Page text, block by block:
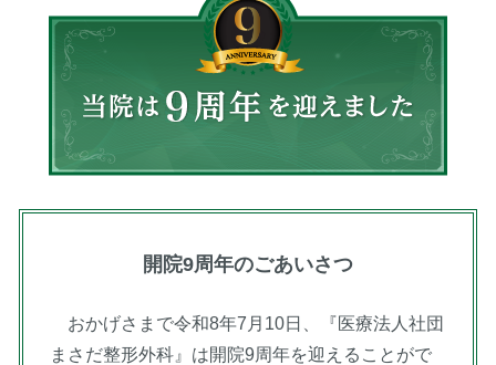
開院9周年のごあいさつ
おかげさまで令和8年7月10日、『医療法人社団
まさだ整形外科』は開院9周年を迎えることがで